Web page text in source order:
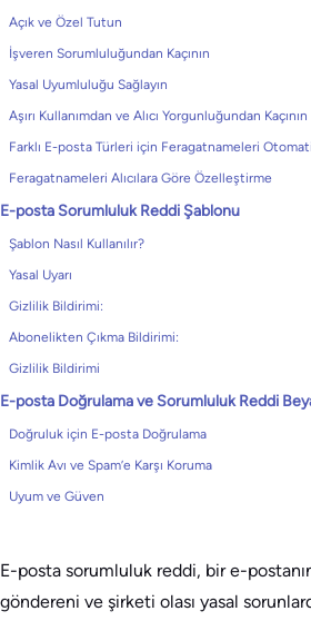
Açık ve Özel Tutun
İşveren Sorumluluğundan Kaçının
Yasal Uyumluluğu Sağlayın
Aşırı Kullanımdan ve Alıcı Yorgunluğundan Kaçının
Farklı E-posta Türleri için Feragatnameleri
Feragatnameleri Alıcılara Göre Özelleştirme
E-posta Sorumluluk Reddi Şablonu
Şablon Nasıl Kullanılır?
Yasal Uyarı
Gizlilik Bildirimi:
Abonelikten Çıkma Bildirimi:
Gizlilik Bildirimi
E-posta Doğrulama ve Sorumluluk Reddi
Doğruluk için E-posta Doğrulama
Kimlik Avı ve Spam’e Karşı Koruma
Uyum ve Güven
E-posta sorumluluk reddi, bir e-
göndereni ve şirketi olası yasal